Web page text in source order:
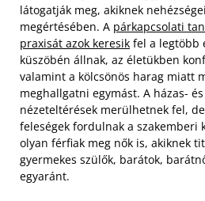
látogatják meg, akiknek
megértésében. A párkapcsolati
praxisát azok keresik fel a legtöbb
küszöbén állnak, az életükben
valamint a kölcsönös harag miatt
meghallgatni egymást. A házas-
nézeteltérések merülhetnek fel,
feleségek fordulnak a szakemberi
olyan férfiak meg nők is, akiknek
gyermekes szülők, barátok,
egyaránt.